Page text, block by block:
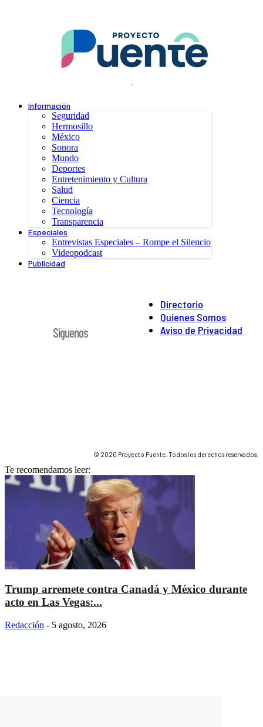
.
Información
Seguridad
Hermosillo
México
Sonora
Mundo
Deportes
Entretenimiento y Cultura
Salud
Ciencia
Tecnología
Transparencia
Especiales
Entrevistas Especiales – Rompe el Silencio
Videopodcast
Publicidad
Directorio
Quienes Somos
Aviso de Privacidad
Síguenos
© 2020 Proyecto Puente. Todos los derechos reservados.
Te recomendamos leer:
Trump arremete contra Canadá y México durante
acto en Las Vegas:...
Redacción - 5 agosto, 2026